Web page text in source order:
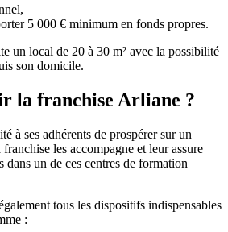
5 000 € minimum en fonds propres.
un local de 20 à 30 m² avec la possibilité
son domicile.
la franchise Arliane ?
à ses adhérents de prospérer sur un
les accompagne et leur assure
un de ces centres de formation
tous les dispositifs indispensables
: